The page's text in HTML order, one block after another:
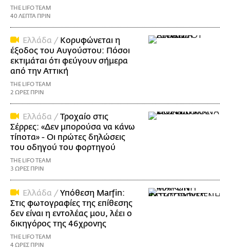
THE LIFO TEAM
40 ΛΕΠΤΑ ΠΡΙΝ
Ελλάδα / Κορυφώνεται η
έξοδος του Αυγούστου: Πόσοι
εκτιμάται ότι φεύγουν σήμερα
από την Αττική
THE LIFO TEAM
2 ΩΡΕΣ ΠΡΙΝ
Ελλάδα /Τροχαίο στις
Σέρρες: «Δεν μπορούσα να κάνω
τίποτα» - Οι πρώτες δηλώσεις
του οδηγού του φορτηγού
THE LIFO TEAM
3 ΩΡΕΣ ΠΡΙΝ
Ελλάδα /Υπόθεση Marfin:
Στις φωτογραφίες της επίθεσης
δεν είναι η εντολέας μου, λέει ο
δικηγόρος της 46χρονης
THE LIFO TEAM
4 ΩΡΕΣ ΠΡΙΝ